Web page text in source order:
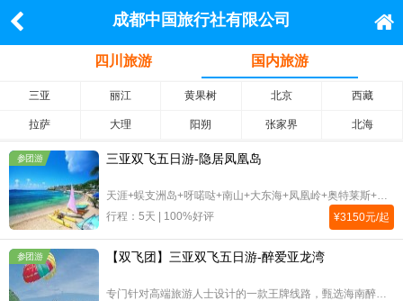
成都中国旅行社有限公司
四川旅游 国内旅游
三亚 丽江 黄果树 北京 西藏
拉萨 大理 阳朔 张家界 北海
参团游 三亚双飞五日游-隐居凤凰岛
天涯+蜈支洲岛+呀喏哒+南山+大东海+凤凰岭+奥特莱斯+兰花世界+免税，2晚明申锦江高尔夫2晚隐居海上270度海景
行程：5天 | 100%好评
¥3150元/起
参团游 【双飞团】三亚双飞五日游-醉爱亚龙湾
专门针对高端旅游人士设计的一款王牌线路，甄选海南醉美景点，每个景点保证充足的游览时间让您陶醉于美丽的三亚；精选各式醉精客房海景温泉花园完美结合让您每一晚都留下醉美回忆；品尝海南本土醉有特色的美食，来一次味蕾旅行……